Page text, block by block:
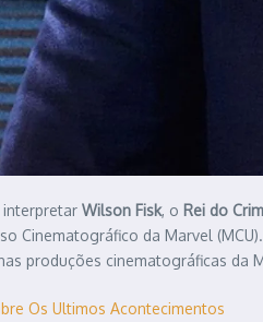
interpretar Wilson Fisk, o Rei do
Cinematográfico da Marvel
produções cinematográficas da
Os Ultimos Acontecimentos